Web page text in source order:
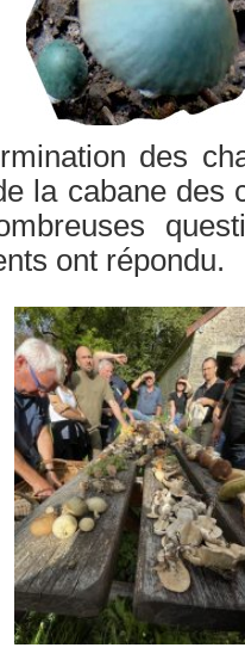
des
la cabane des
ont répondu.